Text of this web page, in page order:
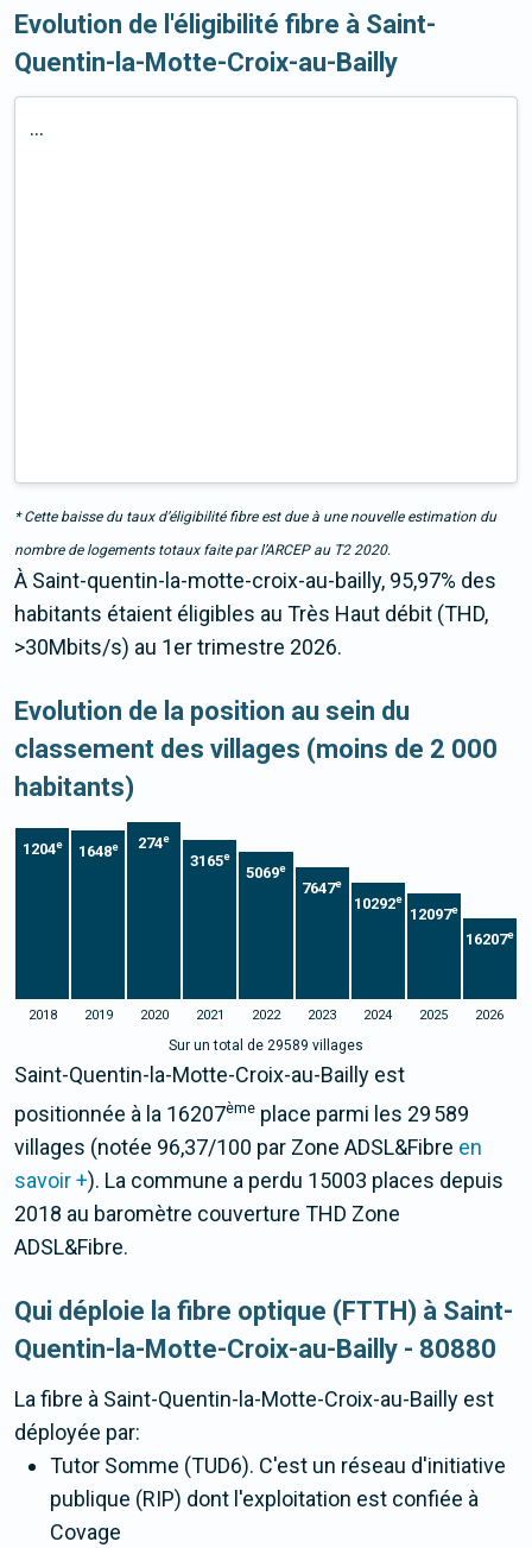
Evolution de l'éligibilité fibre à Saint-
Quentin-la-Motte-Croix-au-Bailly
...
* Cette baisse du taux d’éligibilité fibre est due à une nouvelle estimation du
nombre de logements totaux faite par l’ARCEP au T2 2020.
À Saint-quentin-la-motte-croix-au-bailly, 95,97% des
habitants étaient éligibles au Très Haut débit (THD,
>30Mbits/s) au 1er trimestre 2026.
Evolution de la position au sein du
classement des villages (moins de 2 000
habitants)
1204e 1648e 274e
3165e
5069e
7647e
10292e
12097e
16207e
2018 2019 2020 2021 2022 2023 2024 2025 2026
Sur un total de 29589 villages
Saint-Quentin-la-Motte-Croix-au-Bailly est
positionnée à la 16207ème place parmi les 29 589
villages (notée 96,37/100 par Zone ADSL&Fibre en
savoir +). La commune a perdu 15003 places depuis
2018 au baromètre couverture THD Zone
ADSL&Fibre.
Qui déploie la fibre optique (FTTH) à Saint-
Quentin-la-Motte-Croix-au-Bailly - 80880
La fibre à Saint-Quentin-la-Motte-Croix-au-Bailly est
déployée par:
Tutor Somme (TUD6). C'est un réseau d'initiative
publique (RIP) dont l'exploitation est confiée à
Covage